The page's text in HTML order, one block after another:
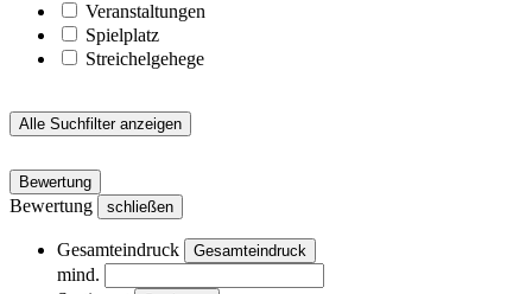
Veranstaltungen
Spielplatz
Streichelgehege
Alle Suchfilter anzeigen
Bewertung
Bewertung schließen
Gesamteindruck Gesamteindruck
mind.